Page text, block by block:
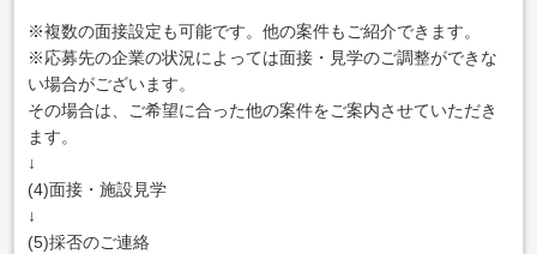
※複数の面接設定も可能です。他の案件もご紹介できます。
※応募先の企業の状況によっては面接・見学のご調整ができな
い場合がございます。
その場合は、ご希望に合った他の案件をご案内させていただき
ます。
↓
(4)面接・施設見学
↓
(5)採否のご連絡